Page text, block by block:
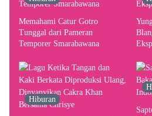
Memahami Catur Gotro
Tunggal dari Pameran
Temporer Smarabawana
Hiburan